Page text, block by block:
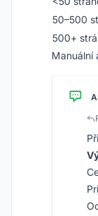
50–500
500+
Manuální